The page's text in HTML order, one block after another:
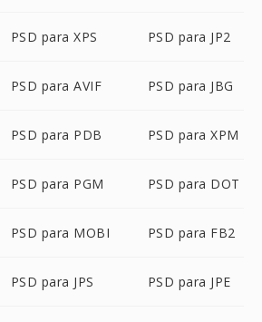
PSD para XPS PSD para JP2
PSD para AVIF PSD para JBG
PSD para PDB PSD para XPM
PSD para PGM PSD para DOT
PSD para MOBI PSD para FB2
PSD para JPS PSD para JPE